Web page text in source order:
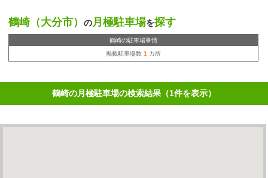
鶴崎（大分市） の月極駐車場を探す
鶴崎の駐車場事情
掲載駐車場数 1 カ所
鶴崎の月極駐車場の検索結果（1件を表示）